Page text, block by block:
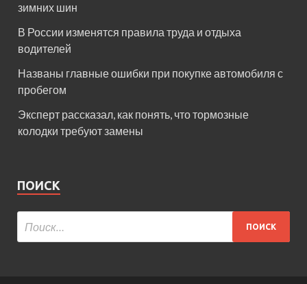
зимних шин
В России изменятся правила труда и отдыха
водителей
Названы главные ошибки при покупке автомобиля с
пробегом
Эксперт рассказал, как понять, что тормозные
колодки требуют замены
ПОИСК